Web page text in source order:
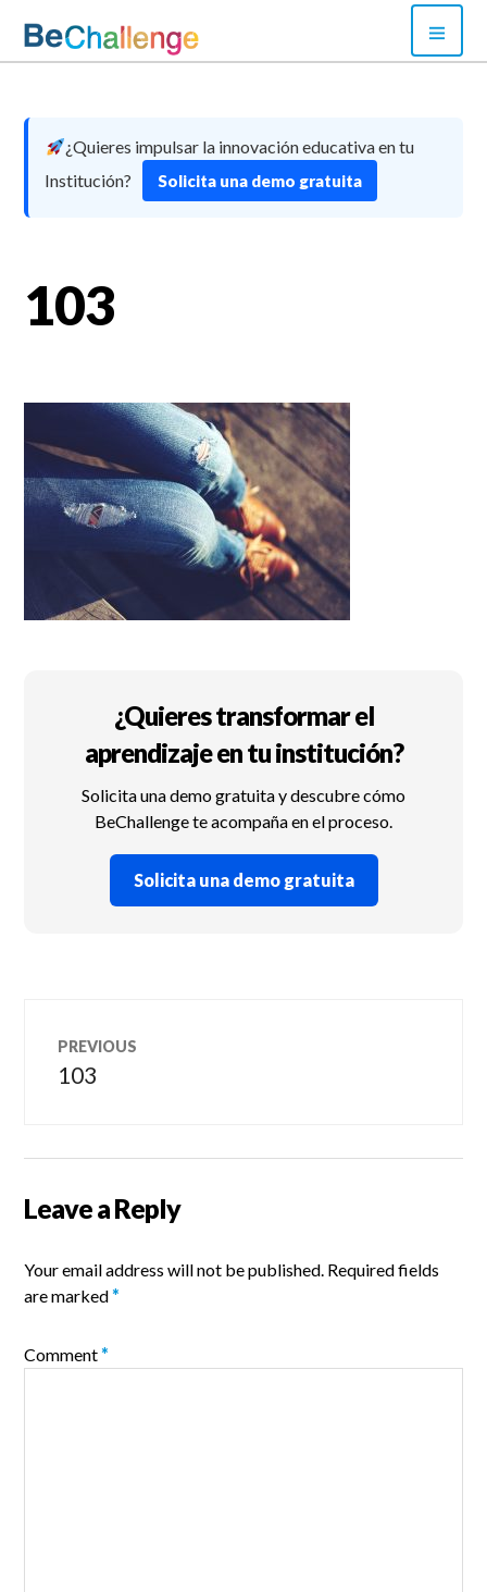
content
¿Quieres impulsar la innovación educativa en tu
Institución?
Solicita una demo gratuita
103
¿Quieres transformar el
aprendizaje en tu institución?
Solicita una demo gratuita y descubre cómo
BeChallenge te acompaña en el proceso.
Solicita una demo gratuita
navigation
PREVIOUS
Previous
103
Leave a Reply
Your email address will not be published. Required fields
are marked*
Comment*